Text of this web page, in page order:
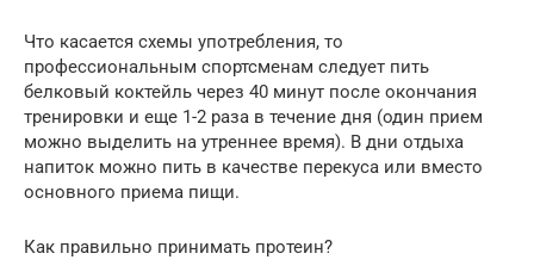
Что касается схемы употребления, то
профессиональным спортсменам следует пить
белковый коктейль через 40 минут после окончания
тренировки и еще 1-2 раза в течение дня (один прием
можно выделить на утреннее время). В дни отдыха
напиток можно пить в качестве перекуса или вместо
основного приема пищи.
Как правильно принимать протеин?